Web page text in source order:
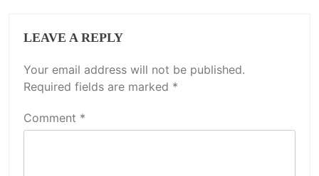
LEAVE A REPLY
Your email address will not be published.
Required fields are marked *
Comment *